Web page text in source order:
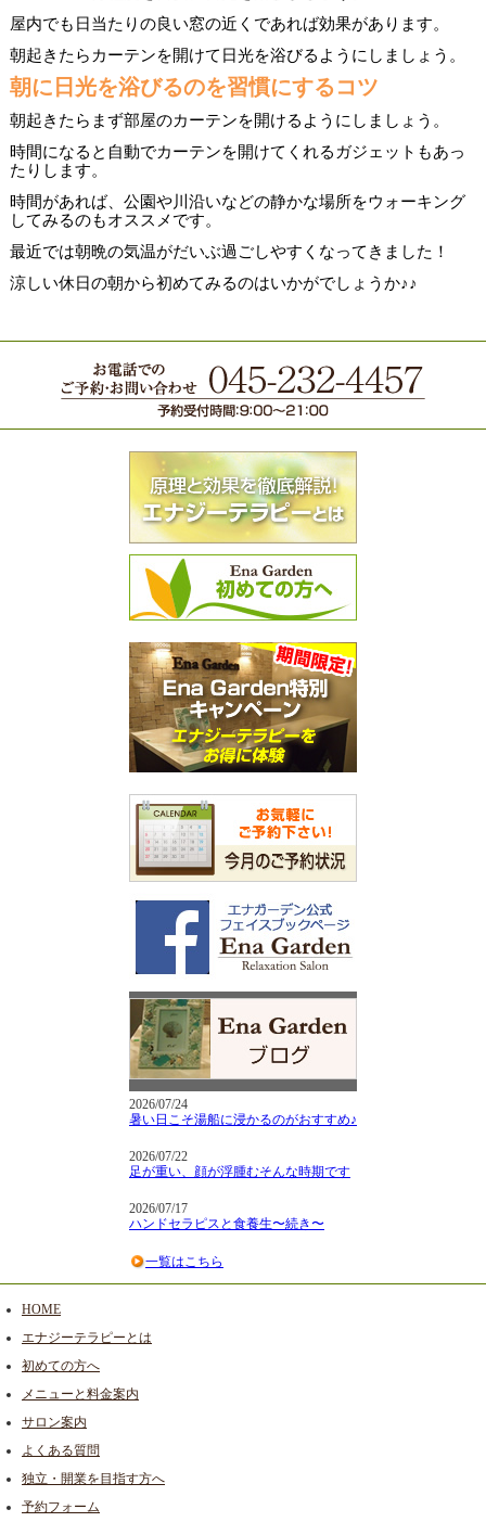
屋内でも日当たりの良い窓の近くであれば効果があります。
朝起きたらカーテンを開けて日光を浴びるようにしましょう。
朝に日光を浴びるのを習慣にするコツ
朝起きたらまず部屋のカーテンを開けるようにしましょう。
時間になると自動でカーテンを開けてくれるガジェットもあっ
たりします。
時間があれば、公園や川沿いなどの静かな場所をウォーキング
してみるのもオススメです。
最近では朝晩の気温がだいぶ過ごしやすくなってきました！
涼しい休日の朝から初めてみるのはいかがでしょうか♪♪
2026/07/24
暑い日こそ湯船に浸かるのがおすすめ♪
2026/07/22
足が重い、顔が浮腫むそんな時期です
2026/07/17
ハンドセラピスと食養生〜続き〜
一覧はこちら
HOME
エナジーテラピーとは
初めての方へ
メニューと料金案内
サロン案内
よくある質問
独立・開業を目指す方へ
予約フォーム